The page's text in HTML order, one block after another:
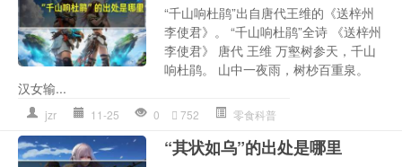
“千山响杜鹃”出自唐代王维的《送梓州
李使君》。 “千山响杜鹃”全诗 《送梓州
李使君》 唐代 王维 万壑树参天，千山
响杜鹃。 山中一夜雨，树杪百重泉。
汉女输...
jzr 11-25 0 752 零食科普
“其状如乌”的出处是哪里